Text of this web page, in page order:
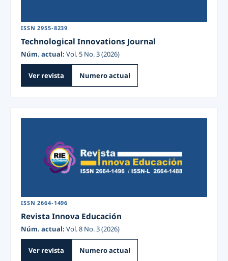
ISSN 2955-8239
Technological Innovations Journal
Núm. actual: Vol. 5 No. 3 (2026)
Ver revista Numero actual
ISSN 2664-1496
Revista Innova Educación
Núm. actual: Vol. 8 No. 3 (2026)
Ver revista Numero actual